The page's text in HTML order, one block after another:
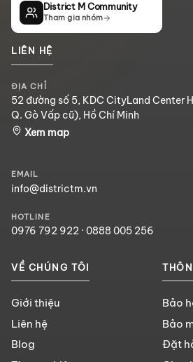
District M Community
Tham gia nhóm
LIÊN HỆ
ĐỊA CHỈ
52 đường số 5, KDC CityLand Center
Q. Gò Vấp cũ), Hồ Chí Minh
Xem map
EMAIL
info@districtm.vn
HOTLINE
0976 792 922 · 0888 005 256
VỀ CHÚNG TÔI
Giới thiệu
Liên hệ
Blog
Bảo
Bảo
Đặt